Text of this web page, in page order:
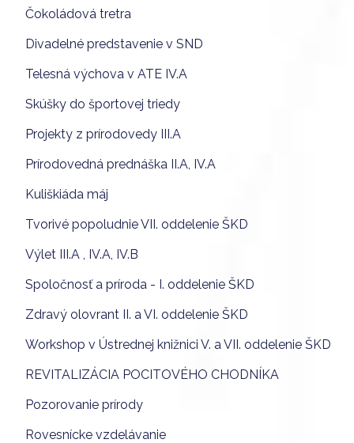
Čokoládová tretra
Divadelné predstavenie v SND
Telesná výchova v ATE IV.A
Skúšky do športovej triedy
Projekty z prírodovedy III.A
Prírodovedná prednáška II.A, IV.A
Kuliškiáda máj
Tvorivé popoludnie VII. oddelenie ŠKD
Výlet III.A , IV.A, IV.B
Spoločnosť a príroda - I. oddelenie ŠKD
Zdravý olovrant II. a VI. oddelenie ŠKD
Workshop v Ústrednej knižnici V. a VII. oddelenie ŠKD
REVITALIZÁCIA POCITOVÉHO CHODNÍKA
Pozorovanie prírody
Rovesnícke vzdelávanie